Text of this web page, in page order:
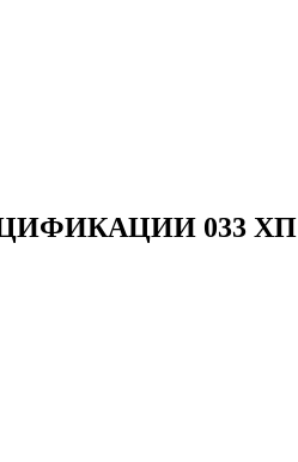
033 ХП